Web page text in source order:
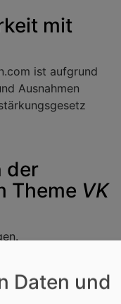
mit
ist aufgrund
Ausnahmen
der
Theme VK
Daten und